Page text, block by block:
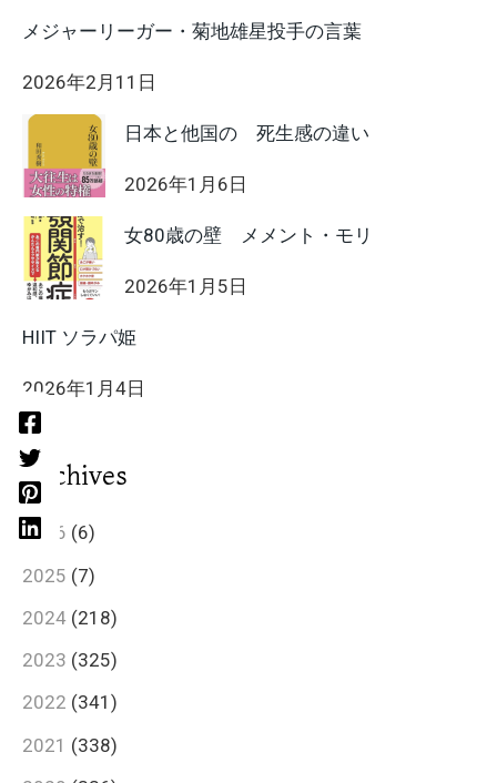
メジャーリーガー・菊地雄星投手の言葉
2026年2月11日
日本と他国の 死生感の違い
2026年1月6日
女80歳の壁 メメント・モリ
2026年1月5日
HIIT ソラパ姫
2026年1月4日
Archives
2026 (6)
2025 (7)
2024 (218)
2023 (325)
2022 (341)
2021 (338)